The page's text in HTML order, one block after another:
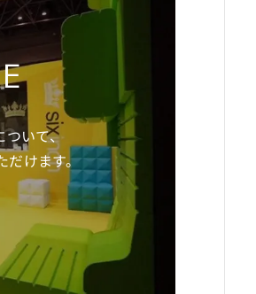
ついて、
だけます。